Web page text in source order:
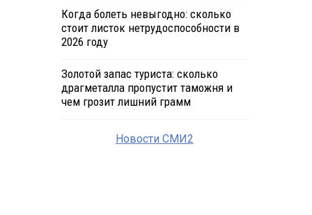
Когда болеть невыгодно: сколько
стоит листок нетрудоспособности в
2026 году
Золотой запас туриста: сколько
драгметалла пропустит таможня и
чем грозит лишний грамм
Новости СМИ2